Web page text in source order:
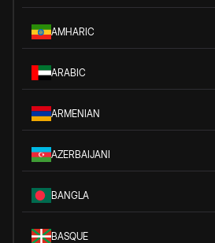
AMHARIC
ARABIC
ARMENIAN
AZERBAIJANI
BANGLA
BASQUE